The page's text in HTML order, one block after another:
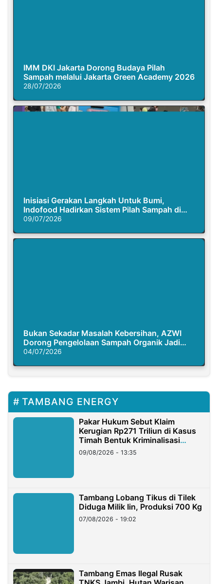
IMM DKI Jakarta Dorong Budaya Pilah
Sampah melalui Jakarta Green Academy 2026
28/07/2026
Inisiasi Gerakan Langkah Untuk Bumi,
Indofood Hadirkan Sistem Pilah Sampah di
Semasa Piknik
09/07/2026
Bukan Sekadar Masalah Kebersihan, AZWI
Dorong Pengelolaan Sampah Organik Jadi
Solusi Krisis Iklim
04/07/2026
TAMBANG ENERGY
Pakar Hukum Sebut Klaim
Kerugian Rp271 Triliun di Kasus
Timah Bentuk Kriminalisasi
Terhadap Usaha
09/08/2026 - 13:35
Tambang Lobang Tikus di Tilek
Diduga Milik Iin, Produksi 700 Kg
07/08/2026 - 19:02
Tambang Emas Ilegal Rusak